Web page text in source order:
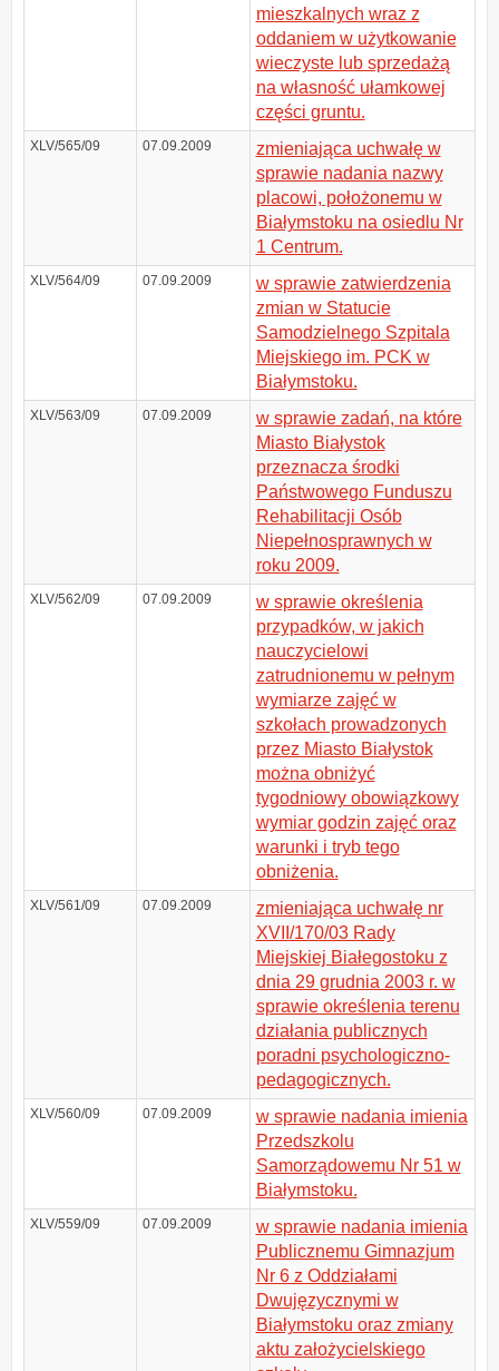
mieszkalnych wraz z
oddaniem w użytkowanie
wieczyste lub sprzedażą
na własność ułamkowej
części gruntu.
XLV/565/09 07.09.2009
zmieniająca uchwałę w
sprawie nadania nazwy
placowi, położonemu w
Białymstoku na osiedlu Nr
1 Centrum.
XLV/564/09 07.09.2009
w sprawie zatwierdzenia
zmian w Statucie
Samodzielnego Szpitala
Miejskiego im. PCK w
Białymstoku.
XLV/563/09 07.09.2009
w sprawie zadań, na które
Miasto Białystok
przeznacza środki
Państwowego Funduszu
Rehabilitacji Osób
Niepełnosprawnych w
roku 2009.
XLV/562/09 07.09.2009
w sprawie określenia
przypadków, w jakich
nauczycielowi
zatrudnionemu w pełnym
wymiarze zajęć w
szkołach prowadzonych
przez Miasto Białystok
można obniżyć
tygodniowy obowiązkowy
wymiar godzin zajęć oraz
warunki i tryb tego
obniżenia.
XLV/561/09 07.09.2009
zmieniająca uchwałę nr
XVII/170/03 Rady
Miejskiej Białegostoku z
dnia 29 grudnia 2003 r. w
sprawie określenia terenu
działania publicznych
poradni psychologiczno-
pedagogicznych.
XLV/560/09 07.09.2009
w sprawie nadania imienia
Przedszkolu
Samorządowemu Nr 51 w
Białymstoku.
XLV/559/09 07.09.2009
w sprawie nadania imienia
Publicznemu Gimnazjum
Nr 6 z Oddziałami
Dwujęzycznymi w
Białymstoku oraz zmiany
aktu założycielskiego